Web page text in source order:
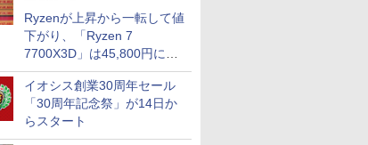
Ryzenが上昇から一転して値
下がり、「Ryzen 7
7700X3D」は45,800円に急
落し「Ryzen 7 7800X3D」
との価格逆転解消 [8月前半の
CPU価格]
イオシス創業30周年セール
「30周年記念祭」が14日か
らスタート